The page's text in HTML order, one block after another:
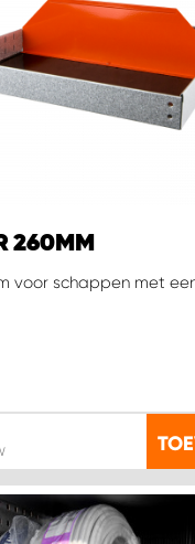
260MM
voor schappen met